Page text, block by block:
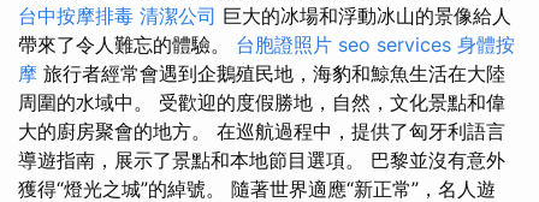
台中按摩排毒 清潔公司 巨大的冰場和浮動冰山的景像給人
帶來了令人難忘的體驗。 台胞證照片 seo services 身體按
摩 旅行者經常會遇到企鵝殖民地，海豹和鯨魚生活在大陸
周圍的水域中。 受歡迎的度假勝地，自然，文化景點和偉
大的廚房聚會的地方。 在巡航過程中，提供了匈牙利語言
導遊指南，展示了景點和本地節目選項。 巴黎並沒有意外
獲得“燈光之城”的綽號。 隨著世界適應“新正常”，名人遊